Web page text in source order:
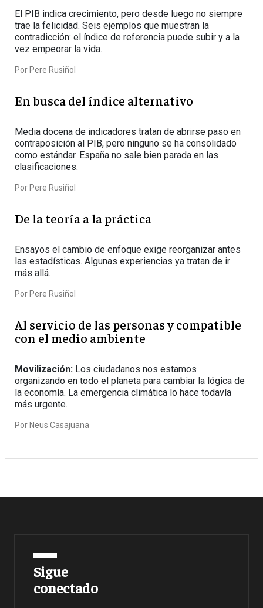
El PIB indica crecimiento, pero desde luego no siempre
trae la felicidad. Seis ejemplos que muestran la
contradicción: el índice de referencia puede subir y a la
vez empeorar la vida.
Por Pere Rusiñol
En busca del índice alternativo
Media docena de indicadores tratan de abrirse paso en
contraposición al PIB, pero ninguno se ha consolidado
como estándar. España no sale bien parada en las
clasificaciones.
Por Pere Rusiñol
De la teoría a la práctica
Ensayos el cambio de enfoque exige reorganizar antes
las estadísticas. Algunas experiencias ya tratan de ir
más allá.
Por Pere Rusiñol
Al servicio de las personas y compatible
con el medio ambiente
Movilización: Los ciudadanos nos estamos
organizando en todo el planeta para cambiar la lógica de
la economía. La emergencia climática lo hace todavía
más urgente.
Por Neus Casajuana
Sigue
conectado